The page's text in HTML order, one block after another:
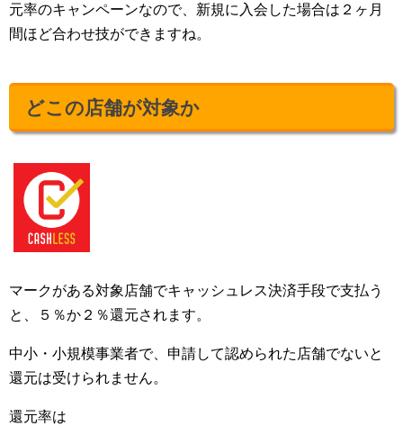
元率のキャンペーンなので、新規に入会した場合は２ヶ月
間ほど合わせ技ができますね。
どこの店舗が対象か
マークがある対象店舗でキャッシュレス決済手段で支払う
と、５％か２％還元されます。
中小・小規模事業者で、申請して認められた店舗でないと
還元は受けられません。
還元率は